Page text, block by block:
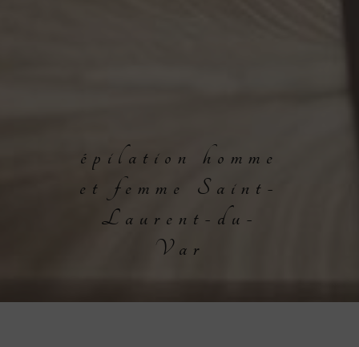
épilation homme
et femme Saint-
Laurent-du-
Var